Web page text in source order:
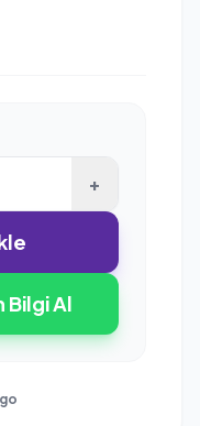
+
Al